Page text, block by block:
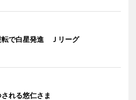
転で白星発進 Ｊリーグ
れる悠仁さま